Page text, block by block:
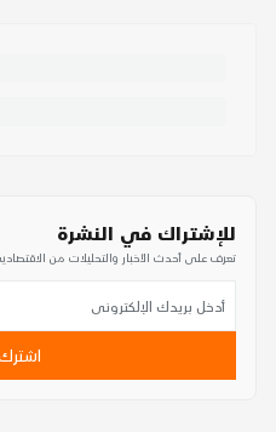
للإشتراك في النشرة
تعرف على أحدث الأخبار والتحليلات من